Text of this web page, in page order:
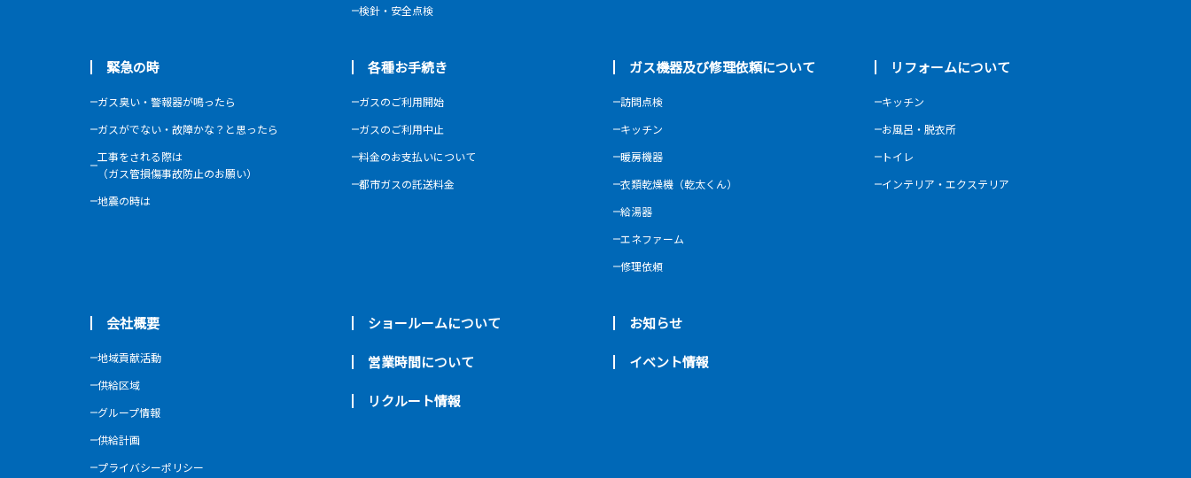
検針・安全点検
緊急の時
ガス臭い・警報器が鳴ったら
ガスがでない・故障かな？と思ったら
工事をされる際は
（ガス管損傷事故防止のお願い）
地震の時は
各種お手続き
ガスのご利用開始
ガスのご利用中止
料金のお支払いについて
都市ガスの託送料金
ガス機器及び修理依頼について
訪問点検
キッチン
暖房機器
衣類乾燥機（乾太くん）
給湯器
エネファーム
修理依頼
リフォームについて
キッチン
お風呂・脱衣所
トイレ
インテリア・エクステリア
会社概要
地域貢献活動
供給区域
グループ情報
供給計画
プライバシーポリシー
ショールームについて
営業時間について
リクルート情報
お知らせ
イベント情報